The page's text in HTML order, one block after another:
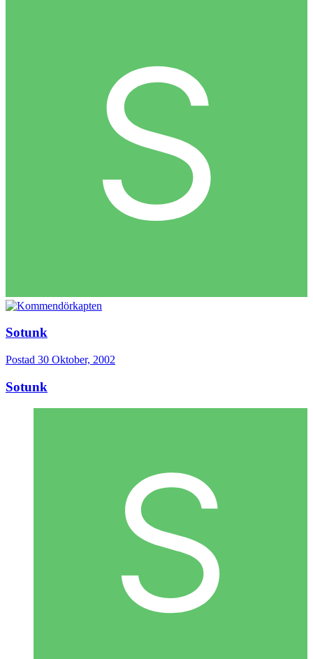
Sotunk
Postad 30 Oktober, 2002
Sotunk